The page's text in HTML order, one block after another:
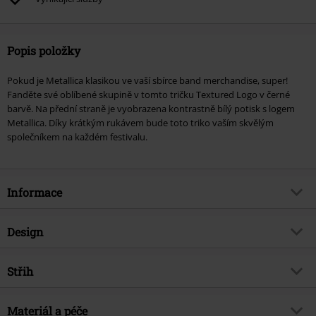
Popis položky
Pokud je Metallica klasikou ve vaší sbírce band merchandise, super!
Fanděte své oblíbené skupině v tomto tričku Textured Logo v černé
barvě. Na přední straně je vyobrazena kontrastně bílý potisk s logem
Metallica. Díky krátkým rukávem bude toto triko vaším skvělým
společníkem na každém festivalu.
Informace
Zboží č.
Hudební žánr
Design
Typ výrobku
Vytištěno
Střih
Střih/vrchní díl
Materiál a péče